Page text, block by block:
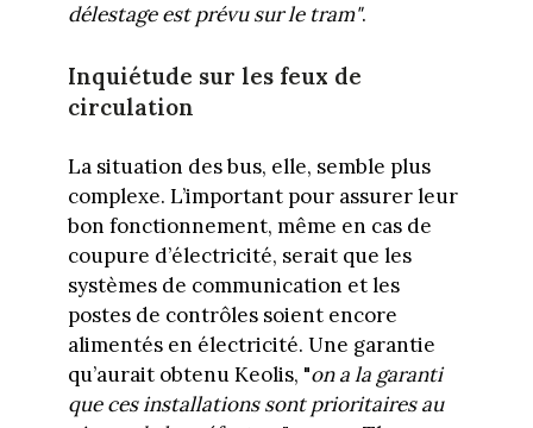
délestage est prévu sur le tram".
Inquiétude sur les feux de
circulation
La situation des bus, elle, semble plus
complexe. L’important pour assurer leur
bon fonctionnement, même en cas de
coupure d’électricité, serait que les
systèmes de communication et les
postes de contrôles soient encore
alimentés en électricité. Une garantie
qu’aurait obtenu Keolis, "on a la garanti
que ces installations sont prioritaires au